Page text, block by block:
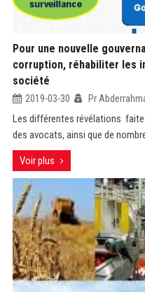
Pour une nouvelle
corruption, réhabiliter les
société
2019-03-30 Pr
Les différentes révélations
des avocats, ainsi que de
Voir plus